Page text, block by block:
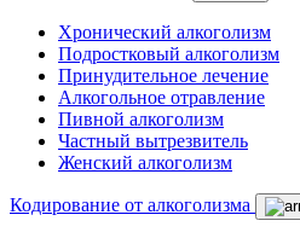
Хронический алкоголизм
Подростковый алкоголизм
Принудительное лечение
Алкогольное отравление
Пивной алкоголизм
Частный вытрезвитель
Женский алкоголизм
Кодирование от алкоголизма